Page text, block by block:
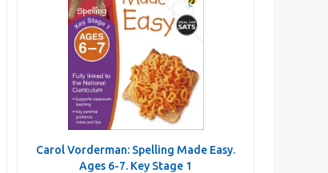
Carol Vorderman: Spelling Made Easy.
Ages 6-7. Key Stage 1